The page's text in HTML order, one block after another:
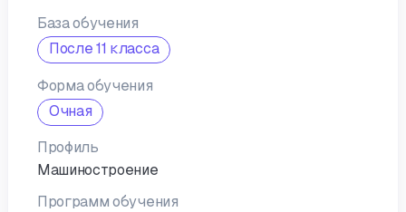
База обучения
После 11 класса
Форма обучения
Очная
Профиль
Машиностроение
Программ обучения